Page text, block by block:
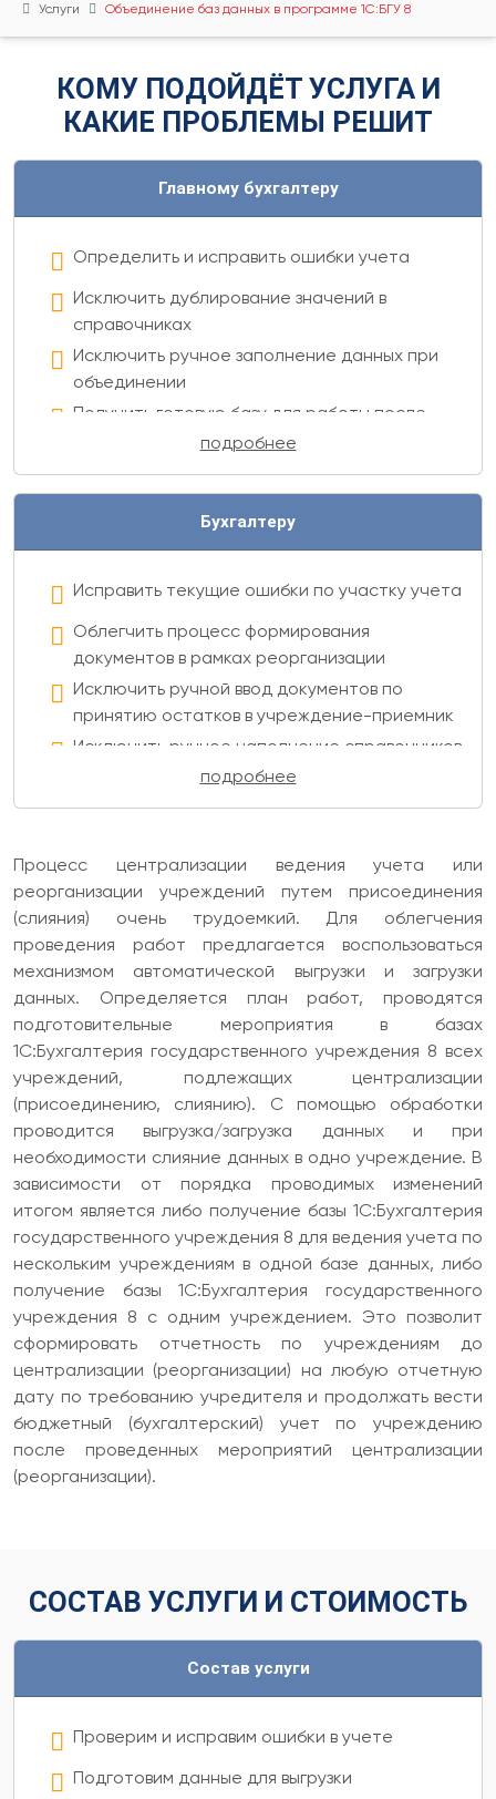
Услуги Объединение баз данных в программе 1С:БГУ 8
КОМУ ПОДОЙДЁТ УСЛУГА И
КАКИЕ ПРОБЛЕМЫ РЕШИТ
Главному бухгалтеру
Определить и исправить ошибки учета
Исключить дублирование значений в
справочниках
Исключить ручное заполнение данных при
объединении
Получить готовую базу для работы после
централизации (реорганизации)
Ускорить и облегчить процесс проводимых
изменений
подробнее
Бухгалтеру
Исправить текущие ошибки по участку учета
Облегчить процесс формирования
документов в рамках реорганизации
Исключить ручной ввод документов по
принятию остатков в учреждение-приемник
Исключить ручное наполнение справочников
при объединении
Исключить потерю данных
подробнее
Процесс централизации ведения учета или
реорганизации учреждений путем присоединения
(слияния) очень трудоемкий. Для облегчения
проведения работ предлагается воспользоваться
механизмом автоматической выгрузки и загрузки
данных. Определяется план работ, проводятся
подготовительные мероприятия в базах
1С:Бухгалтерия государственного учреждения 8 всех
учреждений, подлежащих централизации
(присоединению, слиянию). С помощью обработки
проводится выгрузка/загрузка данных и при
необходимости слияние данных в одно учреждение. В
зависимости от порядка проводимых изменений
итогом является либо получение базы 1С:Бухгалтерия
государственного учреждения 8 для ведения учета по
нескольким учреждениям в одной базе данных, либо
получение базы 1С:Бухгалтерия государственного
учреждения 8 с одним учреждением. Это позволит
сформировать отчетность по учреждениям до
централизации (реорганизации) на любую отчетную
дату по требованию учредителя и продолжать вести
бюджетный (бухгалтерский) учет по учреждению
после проведенных мероприятий централизации
(реорганизации).
СОСТАВ УСЛУГИ И СТОИМОСТЬ
Состав услуги
Проверим и исправим ошибки в учете
Подготовим данные для выгрузки